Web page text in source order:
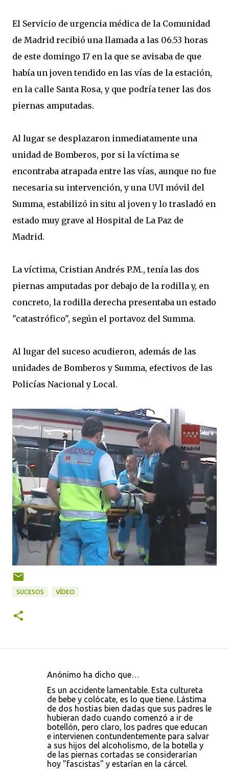
El Servicio de urgencia médica de la Comunidad
de Madrid recibió una llamada a las 06.53 horas
de este domingo 17 en la que se avisaba de que
había un joven tendido en las vías de la estación,
en la calle Santa Rosa, y que podría tener las dos
piernas amputadas.
Al lugar se desplazaron inmediatamente una
unidad de Bomberos, por si la víctima se
encontraba atrapada entre las vías, aunque no fue
necesaria su intervención, y una UVI móvil del
Summa, estabilizó in situ al joven y lo trasladó en
estado muy grave al Hospital de La Paz de
Madrid.
La víctima, Cristian Andrés P.M., tenía las dos
piernas amputadas por debajo de la rodilla y, en
concreto, la rodilla derecha presentaba un estado
"catastrófico", según el portavoz del Summa.
Al lugar del suceso acudieron, además de las
unidades de Bomberos y Summa, efectivos de las
Policías Nacional y Local.
SUCESOS VÍDEO
Anónimo ha dicho que…
Es un accidente lamentable. Esta cultureta
de bebe y colócate, es lo que tiene. Lástima
de dos hostias bien dadas que sus padres le
hubieran dado cuando comenzó a ir de
botellón, pero claro, los padres que educan
e intervienen contundentemente para salvar
a sus hijos del alcoholismo, de la botella y
de las piernas cortadas se considerarían
hoy "fascistas" y estarían en la cárcel.